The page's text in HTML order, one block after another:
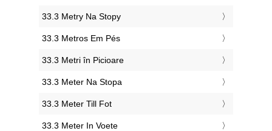
‎33.3 Metry Na Stopy
‎33.3 Metros Em Pés
‎33.3 Metri în Picioare
‎33.3 Meter Na Stopa
‎33.3 Meter Till Fot
‎33.3 Meter In Voete